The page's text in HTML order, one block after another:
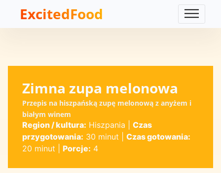
ExcitedFood
Zimna zupa melonowa
Przepis na hiszpańską zupę melonową z anyżem i
białym winem
Region / kultura: Hiszpania
Czas
przygotowania: 30 minut
Czas gotowania:
20 minut
Porcje: 4